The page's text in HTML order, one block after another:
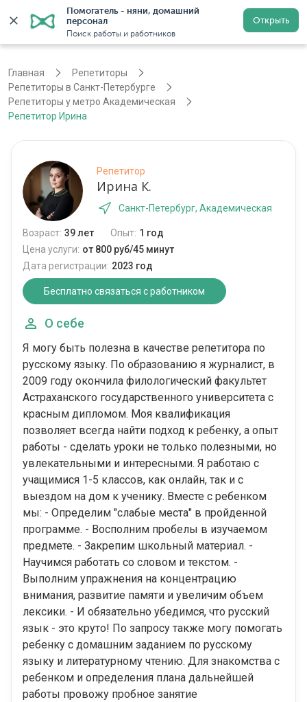
Помогатель - няни, домашний
персонал
Поиск работы и работников
Открыть
Санкт-Петербург Регистрация
Главная
Репетиторы
Репетиторы в Санкт-Петербурге
Репетиторы у метро Академическая
Репетитор Ирина
Репетитор
Ирина К.
Санкт-Петербург, Академическая
Возраст: 39 лет Опыт: 1 год
Цена услуги: от 800 руб/45 минут
Дата регистрации: 2023 год
Бесплатно связаться с работником
О себе
Я могу быть полезна в качестве репетитора по
русскому языку. По образованию я журналист, в
2009 году окончила филологический факультет
Астраханского государственного университета с
красным дипломом. Моя квалификация
позволяет всегда найти подход к ребенку, а опыт
работы - сделать уроки не только полезными, но
увлекательными и интересными. Я работаю с
учащимися 1-5 классов, как онлайн, так и с
выездом на дом к ученику. Вместе с ребенком
мы: - Определим "слабые места" в пройденной
программе. - Восполним пробелы в изучаемом
предмете. - Закрепим школьный материал. -
Научимся работать со словом и текстом. -
Выполним упражнения на концентрацию
внимания, развитие памяти и увеличим объем
лексики. - И обязательно убедимся, что русский
язык - это круто! По запросу также могу помогать
ребенку с домашним заданием по русскому
языку и литературному чтению. Для знакомства с
ребенком и определения плана дальнейшей
работы провожу пробное занятие